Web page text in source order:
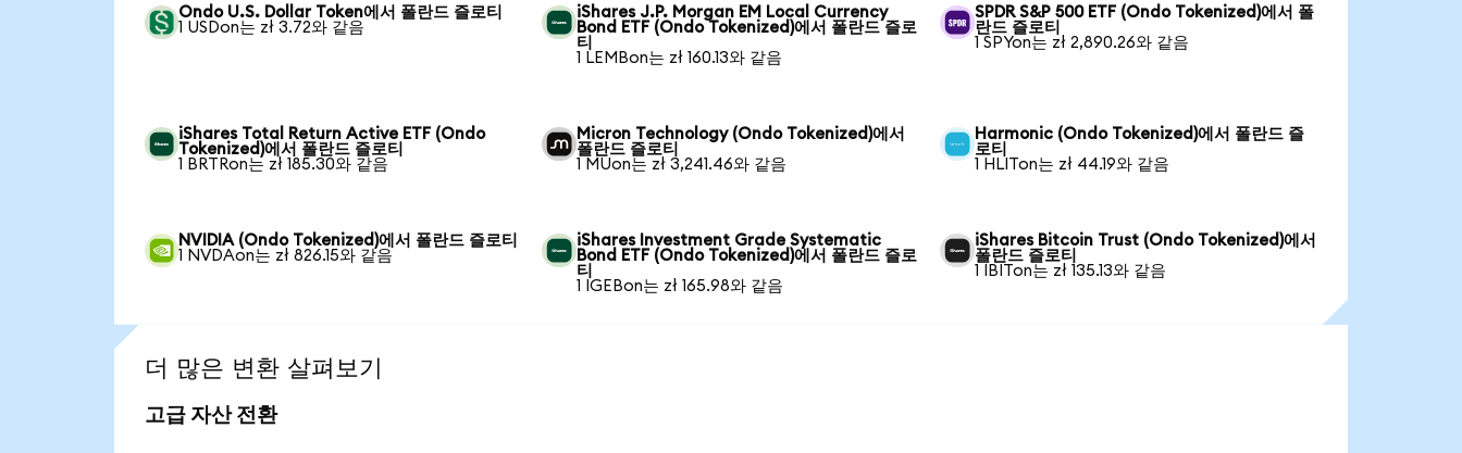
Ondo U.S. Dollar Token에서 폴란드 즐로티
1 USDon는 zł 3.72와 같음
iShares J.P. Morgan EM Local Currency
Bond ETF (Ondo Tokenized)에서 폴란드 즐로
티
1 LEMBon는 zł 160.13와 같음
SPDR S&P 500 ETF (Ondo Tokenized)에서 폴
란드 즐로티
1 SPYon는 zł 2,890.26와 같음
iShares Total Return Active ETF (Ondo
Tokenized)에서 폴란드 즐로티
1 BRTRon는 zł 185.30와 같음
Micron Technology (Ondo Tokenized)에서
폴란드 즐로티
1 MUon는 zł 3,241.46와 같음
Harmonic (Ondo Tokenized)에서 폴란드 즐
로티
1 HLITon는 zł 44.19와 같음
NVIDIA (Ondo Tokenized)에서 폴란드 즐로티
1 NVDAon는 zł 826.15와 같음
iShares Investment Grade Systematic
Bond ETF (Ondo Tokenized)에서 폴란드 즐로
티
1 IGEBon는 zł 165.98와 같음
iShares Bitcoin Trust (Ondo Tokenized)에서
폴란드 즐로티
1 IBITon는 zł 135.13와 같음
더 많은 변환 살펴보기
고급 자산 전환